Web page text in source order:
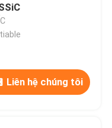
Liên hệ chúng tôi